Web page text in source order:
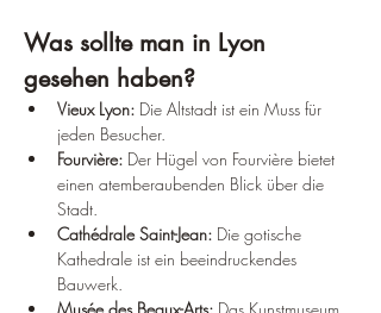
Was sollte man in Lyon
gesehen haben?
Vieux Lyon: Die Altstadt ist ein Muss für
jeden Besucher.
Fourvière: Der Hügel von Fourvière bietet
einen atemberaubenden Blick über die
Stadt.
Cathédrale Saint-Jean: Die gotische
Kathedrale ist ein beeindruckendes
Bauwerk.
Musée des Beaux-Arts: Das Kunstmuseum